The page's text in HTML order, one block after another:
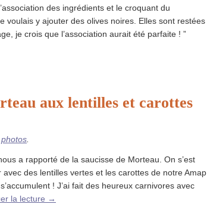
des ingrédients et le croquant du
voulais y ajouter des olives noires. Elles sont restées
je crois que l’association aurait été parfaite ! ”
aux lentilles et carottes
a rapporté de la saucisse de Morteau. On s’est
des lentilles vertes et les carottes de notre Amap
! J’ai fait des heureux carnivores avec
la lecture →